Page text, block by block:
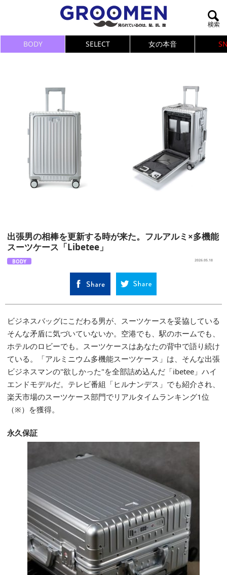
BODY SELECT 女の本音
出張男の相棒を更新する時が来た。フルアルミ×多機能
スーツケース「Libetee」
BODY 2026.05.18
ビジネスバッグにこだわる男が、スーツケースを妥協している
そんな矛盾に気づいていないか。空港でも、駅のホームでも、
ホテルのロビーでも。スーツケースはあなたの背中で語り続け
ている。「アルミニウム多機能スーツケース」は、そんな出張
ビジネスマンの"欲しかった"を全部詰め込んだ「ibetee」ハイ
エンドモデルだ。テレビ番組「ヒルナンデス」でも紹介され、
楽天市場のスーツケース部門でリアルタイムランキング1位
（※）を獲得。
永久保証